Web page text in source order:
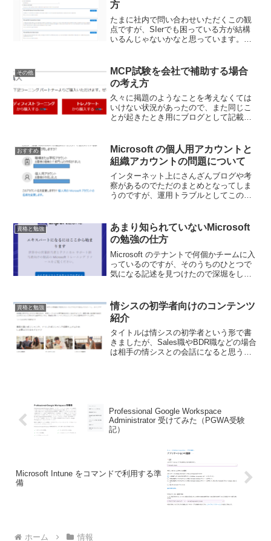
方
たまに社内で問い合わせいただくこの観
点ですが、SIerでも困っている方が結構
いるんじゃないかなと思っています。雑
ISVなどの方をターゲットにした記事で
す。実利用者へ...
その他
MCP試験を会社で補助する場合
の考え方
久々に掲題のようなことを考えなくては
いけない状況があったので、また同じこ
とが起きたとき用にブログとして記載し
ください。MCP試験そのものの詳細は以
前に下記のような記事を...
おすすめ
Microsoft の個人用アカウントと
組織アカウントの問題について
インターネット上にさんざんブログや考
察があるのでただのまとめとなってしま
うのですが、運用トラブルとしてこの観
Entra B2B コラボレーションの際に...
資格と勉強
あまり知られていないMicrosoft
の勉強の仕方
Microsoft のテナントで何個かチームに入
っているのですが、そのうちのひとつで
気になる記述を見つけたので深堀をして
営業職や初学者向...
資格と勉強
情シスの初学者向けのコンテンツ
紹介
タイトルは情シスの初学者という形で書
きましたが、Sales職やBDR職などの場合
は相手の情シスとの会話になると思うの
Professional Google Workspace
Administrator 受けてみた（PGWA受験
記）
Microsoft Intune をコマンドで利用する準
備
ホーム 情報